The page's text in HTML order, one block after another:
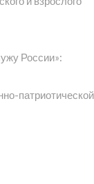
России»:
патриотической